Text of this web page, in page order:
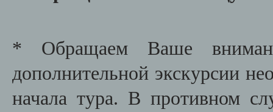
* Обращаем Ваше
дополнительной экскурсии
начала тура. В противном